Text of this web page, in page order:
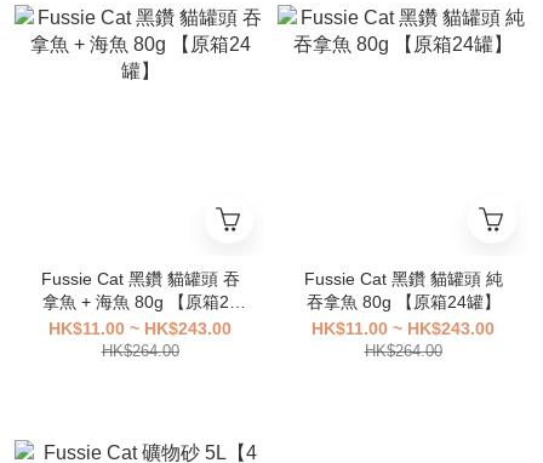
Fussie Cat 黑鑽 貓罐頭 吞
拿魚 + 海魚 80g 【原箱24
罐】
HK$11.00 ~ HK$243.00
HK$264.00
Fussie Cat 黑鑽 貓罐頭 純
吞拿魚 80g 【原箱24罐】
HK$11.00 ~ HK$243.00
HK$264.00